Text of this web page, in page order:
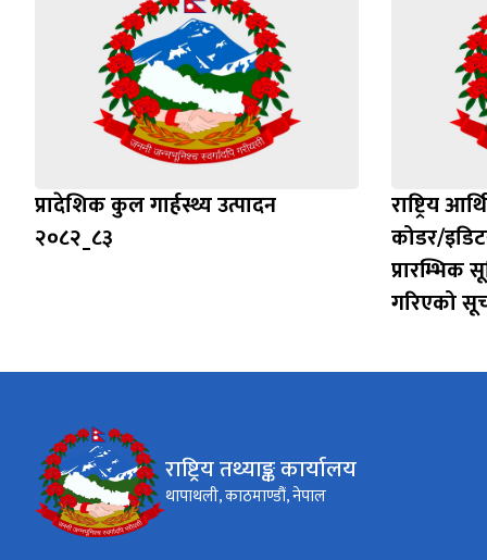
प्रादेशिक कुल गार्हस्थ्य उत्पादन
२०८२_८३
राष्ट्रिय
कोडर/
गरिएको
राष्ट्रिय तथ्याङ्क कार्यालय
थापाथली, काठमाण्डौं, नेपाल